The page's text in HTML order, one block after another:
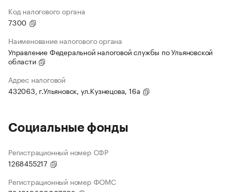
Код налогового органа
7300
Наименование налогового органа
Управление Федеральной налоговой службы по Ульяновской
области
Адрес налоговой
432063, г.Ульяновск, ул.Кузнецова, 16а
Социальные фонды
Регистрационный номер СФР
1268455217
Регистрационный номер ФОМС